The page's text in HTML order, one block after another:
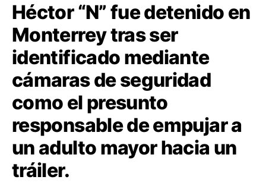
Héctor “N” fue detenido en
Monterrey tras ser
identificado mediante
cámaras de seguridad
como el presunto
responsable de empujar a
un adulto mayor hacia un
tráiler.